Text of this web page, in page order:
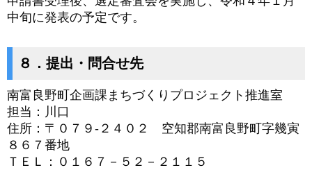
中旬に発表の予定です。
８．提出・問合せ先
南富良野町企画課まちづくりプロジェクト推進室
担当：川口
住所：〒０７９‐２４０２ 空知郡南富良野町字幾寅
８６７番地
ＴＥＬ：０１６７－５２－２１１５